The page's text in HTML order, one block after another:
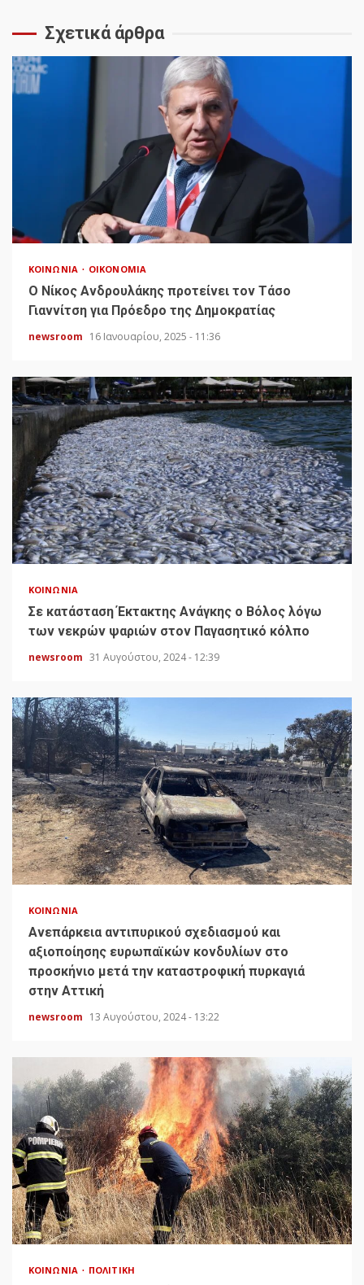
Σχετικά άρθρα
ΚΟΙΝΩΝΊΑ ΟΙΚΟΝΟΜΊΑ
Ο Νίκος Ανδρουλάκης προτείνει τον Τάσο
Γιαννίτση για Πρόεδρο της Δημοκρατίας
newsroom 16 Ιανουαρίου, 2025 - 11:36
ΚΟΙΝΩΝΊΑ
Σε κατάσταση Έκτακτης Ανάγκης ο Βόλος λόγω
των νεκρών ψαριών στον Παγασητικό κόλπο
newsroom 31 Αυγούστου, 2024 - 12:39
ΚΟΙΝΩΝΊΑ
Ανεπάρκεια αντιπυρικού σχεδιασμού και
αξιοποίησης ευρωπαϊκών κονδυλίων στο
προσκήνιο μετά την καταστροφική πυρκαγιά
στην Αττική
newsroom 13 Αυγούστου, 2024 - 13:22
ΚΟΙΝΩΝΊΑ ΠΟΛΙΤΙΚΉ